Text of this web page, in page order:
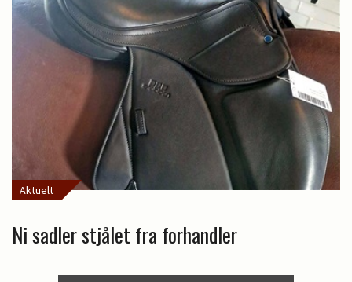
Aktuelt
Ni sadler stjålet fra forhandler